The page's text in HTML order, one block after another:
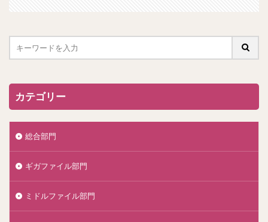
カテゴリー
総合部門
ギガファイル部門
ミドルファイル部門